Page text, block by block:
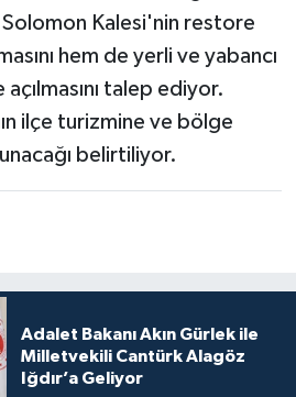
Kalesi'nin restore
hem de yerli ve yabancı
talep ediyor.
ilçe turizmine ve bölge
belirtiliyor.
Adalet Bakanı Akın Gürlek ile
Milletvekili Cantürk Alagöz
Iğdır’a Geliyor